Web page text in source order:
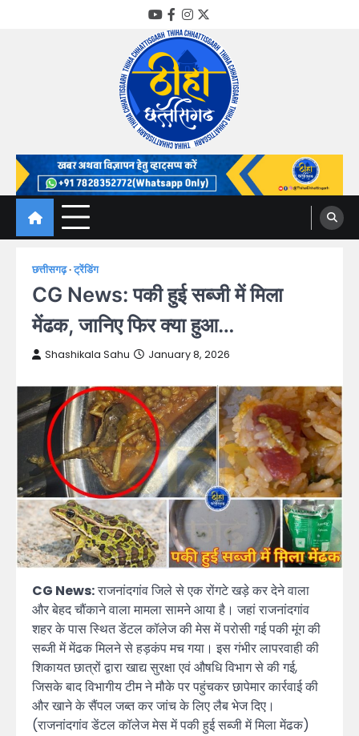
YouTube
Facebook
Instagram
Twitter
Thiha Chhattisgarh
गोठ जन-जन के
छत्तीसगढ़ ट्रेंडिंग
CG News: पकी हुई सब्जी में मिला
मेंढक, जानिए फिर क्या हुआ…
Shashikala Sahu January 8, 2026
CG News:राजनांदगांव जिले से एक रोंगटे खड़े कर देने वाला
और बेहद चौंकाने वाला मामला सामने आया है। जहां राजनांदगांव
शहर के पास स्थित डेंटल कॉलेज की मेस में परोसी गई पकी मूंग की
सब्जी में मेंढक मिलने से हड़कंप मच गया। इस गंभीर लापरवाही की
शिकायत छात्रों द्वारा खाद्य सुरक्षा एवं औषधि विभाग से की गई,
जिसके बाद विभागीय टीम ने मौके पर पहुंचकर छापेमार कार्रवाई की
और खाने के सैंपल जब्त कर जांच के लिए लैब भेज दिए।
(राजनांदगांव डेंटल कॉलेज मेस में पकी हुई सब्जी में मिला मेंढक)